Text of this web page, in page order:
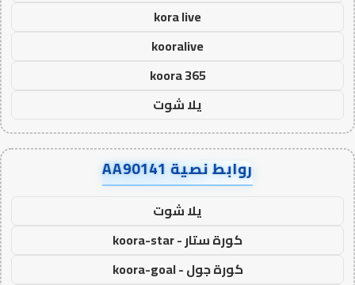
kora live
kooralive
koora 365
يلا شوت
روابط نصية AA90141
يلا شوت
كورة ستار - koora-star
كورة جول - koora-goal